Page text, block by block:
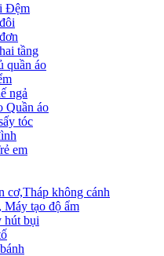
Đệm
tầng
quần áo
ngả
Quần áo
tóc
em
cơ,Tháp không cánh
tạo độ ẩm
hút bụi